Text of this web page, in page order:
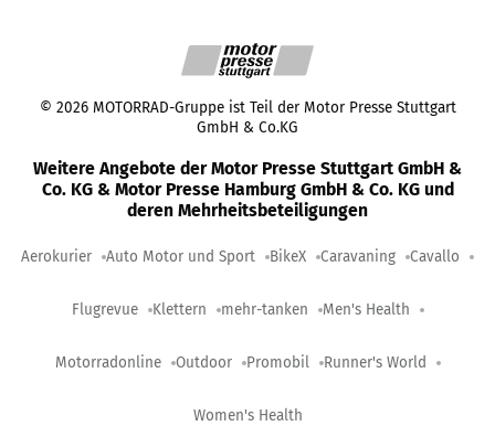
© 2026 MOTORRAD-Gruppe ist Teil der Motor Presse Stuttgart
GmbH & Co.KG
Weitere Angebote der Motor Presse Stuttgart GmbH &
Co. KG & Motor Presse Hamburg GmbH & Co. KG und
deren Mehrheitsbeteiligungen
Aerokurier Auto Motor und Sport BikeX Caravaning Cavallo
Flugrevue Klettern mehr-tanken Men's Health
Motorradonline Outdoor Promobil Runner's World
Women's Health